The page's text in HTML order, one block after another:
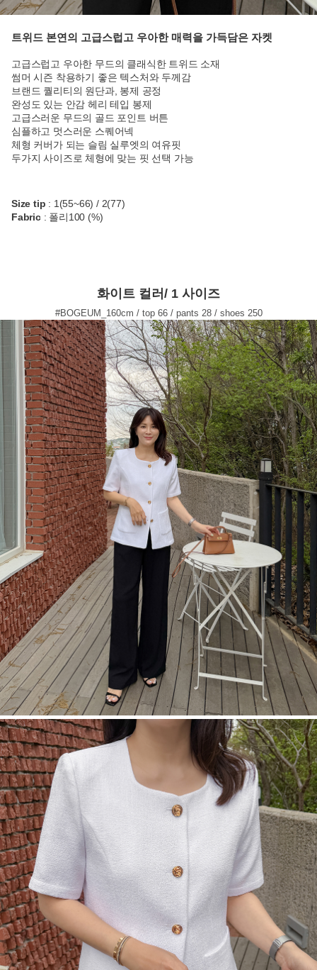
트위드 본연의 고급스럽고 우아한 매력을 가득담은 자켓
고급스럽고 우아한 무드의 클래식한 트위드 소재
썸머 시즌 착용하기 좋은 텍스처와 두께감
브랜드 퀄리티의 원단과, 봉제 공정
완성도 있는 안감 헤리 테입 봉제
고급스러운 무드의 골드 포인트 버튼
심플하고 멋스러운 스퀘어넥
체형 커버가 되는 슬림 실루엣의 여유핏
두가지 사이즈로 체형에 맞는 핏 선택 가능
Size tip : 1(55~66) / 2(77)
Fabric: 폴리100 (%)
화이트 컬러/ 1 사이즈
#BOGEUM_160cm / top 66 / pants 28 / shoes 250